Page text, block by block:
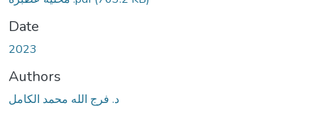
Date
2023
Authors
د. فرج الله محمد الكامل